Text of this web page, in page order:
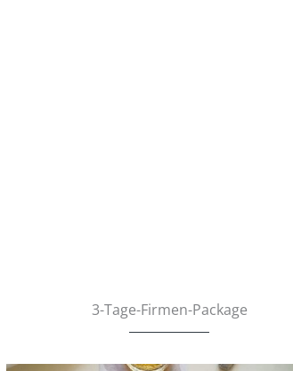
3-Tage-Firmen-Package